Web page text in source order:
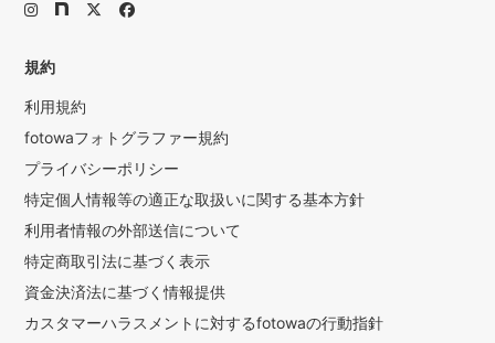
規約
利用規約
fotowaフォトグラファー規約
プライバシーポリシー
特定個人情報等の適正な取扱いに関する基本方針
利用者情報の外部送信について
特定商取引法に基づく表示
資金決済法に基づく情報提供
カスタマーハラスメントに対するfotowaの行動指針